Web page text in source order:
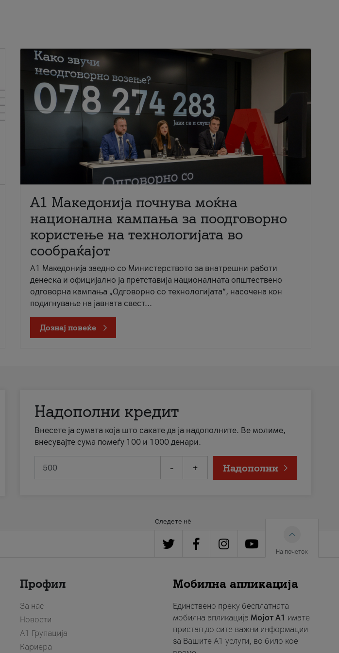
A1 Македонија почнува моќна
национална кампања за поодговорно
користење на технологијата во
сообраќајот
A1 Македонија заедно со Министерството за внатрешни работи
денеска и официјално ја претставија националната општествено
одговорна кампања „Одговорно со технологијата“, насочена кон
подигнување на јавната свест...
Дознај повеќе
Надополни кредит
Внесете ја сумата која што сакате да ја надополните. Ве молиме,
внесувајте сума помеѓу 100 и 1000 денари.
- + Надополни
Следете нè
На почеток
Профил
За нас
Новости
А1 Групација
Кариера
Мобилна апликација
Единствено преку бесплатната
мобилна апликација Мојот A1 имате
пристап до сите важни информации
за Вашите A1 услуги, во било кое